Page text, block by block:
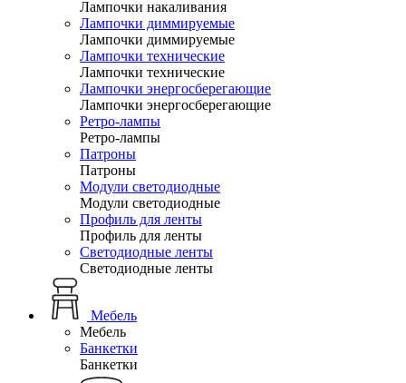
Лампочки накаливания
Лампочки диммируемые
Лампочки диммируемые
Лампочки технические
Лампочки технические
Лампочки энергосберегающие
Лампочки энергосберегающие
Ретро-лампы
Ретро-лампы
Патроны
Патроны
Модули светодиодные
Модули светодиодные
Профиль для ленты
Профиль для ленты
Светодиодные ленты
Светодиодные ленты
Мебель
Мебель
Банкетки
Банкетки